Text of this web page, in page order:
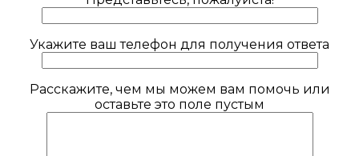
Укажите ваш телефон для получения ответа
Расскажите, чем мы можем вам помочь или
оставьте это поле пустым